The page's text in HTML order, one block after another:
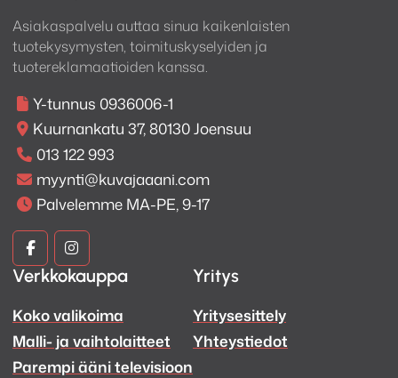
Asiakaspalvelu auttaa sinua kaikenlaisten
tuotekysymysten, toimituskyselyiden ja
tuotereklamaatioiden kanssa.
Y-tunnus 0936006-1
Kuurnankatu 37, 80130 Joensuu
013 122 993
myynti@kuvajaaani.com
Palvelemme MA-PE, 9-17
Kuva
ja
Ääni
Facebook
Kuva
ja
Ääni
Instagram
Verkkokauppa
Koko valikoima
Malli- ja vaihtolaitteet
Parempi ääni televisioon
Yritys
Yritysesittely
Yhteystiedot